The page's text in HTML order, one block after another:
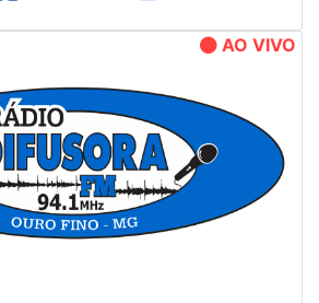
AO VIVO